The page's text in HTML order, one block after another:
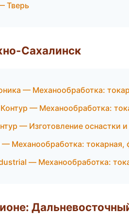
Тверь
Сахалинск
— Механообработка:
— Механообработка:
— Изготовление оснастки
Механообработка: токарная,
— Механообработка: